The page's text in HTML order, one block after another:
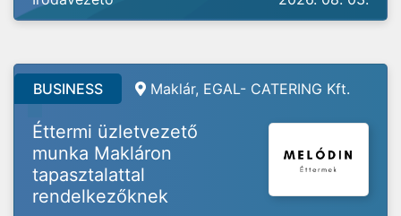
BUSINESS Maklár, EGAL- CATERING Kft.
Éttermi üzletvezető
munka Makláron
tapasztalattal
rendelkezőknek